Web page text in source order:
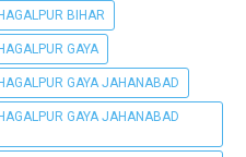
BIHAR
GAYA
GAYA JAHANABAD
GAYA JAHANABAD